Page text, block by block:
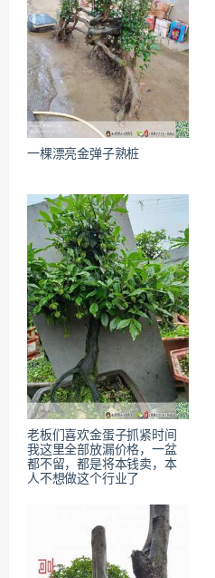
一棵漂亮金弹子熟桩
老板们喜欢金蛋子抓紧时间
我这里全部放漏价格，一盆
都不留，都是将本钱卖，本
人不想做这个行业了